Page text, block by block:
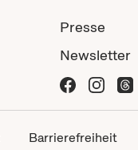
Presse
Newsletter
Barrierefreiheit